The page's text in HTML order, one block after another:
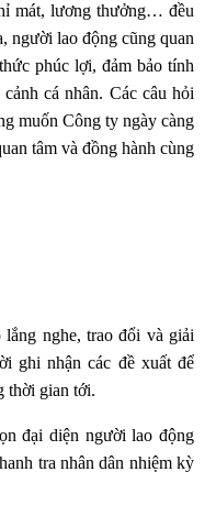
mát, lương thưởng… đều
người lao động cũng quan
phúc lợi, đảm bảo tính
cá nhân. Các câu hỏi
muốn Công ty ngày càng
tâm và đồng hành cùng
nghe, trao đổi và giải
ghi nhận các đề xuất để
thời gian tới.
đại diện người lao động
tra nhân dân nhiệm kỳ